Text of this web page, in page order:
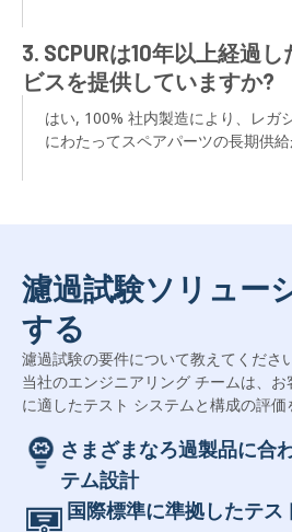
3. SCPURは10年以上経過
ビスを提供していますか?
はい, 100% 社内製造により、レガ
にわたってスペアパーツの長期供給
濾過試験ソリュー
する
濾過試験の要件について教えてくださ
当社のエンジニアリング チームは、
に適したテスト システムと構成の評
さまざまなろ過製品に合
テム設計
国際標準に準拠したテス